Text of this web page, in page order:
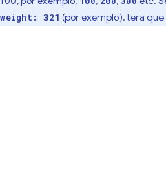
weight: 321 (por exemplo), terá que